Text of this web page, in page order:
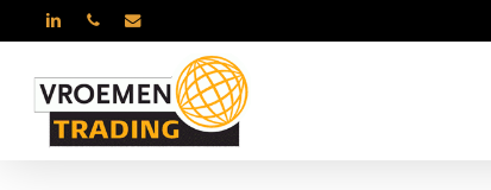
content
LINKEDINPHONEEMAIL